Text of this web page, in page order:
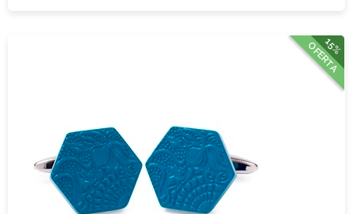
15%
OFERTA